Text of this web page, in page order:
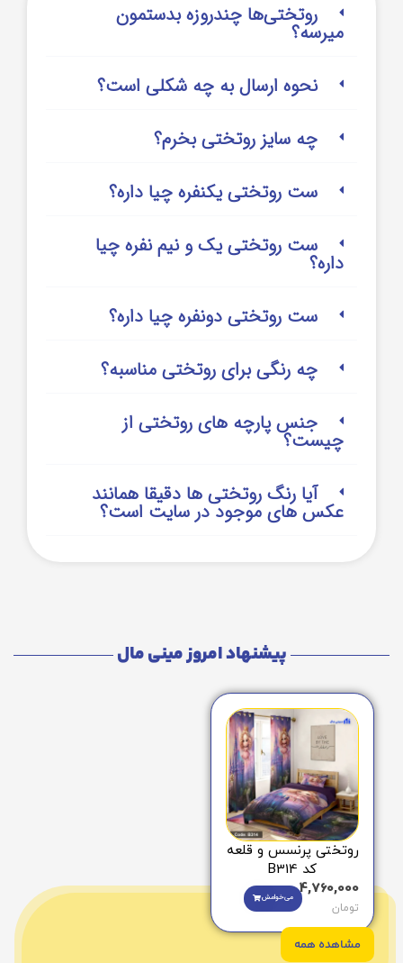
روتختی‌‌ها چندروزه بدستمون
میرسه؟
نحوه ارسال به چه شکلی است؟
چه سایز روتختی بخرم؟
ست روتختی یکنفره چیا داره؟
ست روتختی یک و نیم نفره چیا
داره؟
ست روتختی دونفره چیا داره؟
چه رنگی برای روتختی مناسبه؟
جنس پارچه های روتختی از
چیست؟
آیا رنگ روتختی ها دقیقا همانند
عکس های موجود در سایت است؟
پیشنهاد امروز مینی مال
روتختی پرنسس و قلعه
کد B314
4,760,000
تومان
می‌خوامش
مشاهده همه